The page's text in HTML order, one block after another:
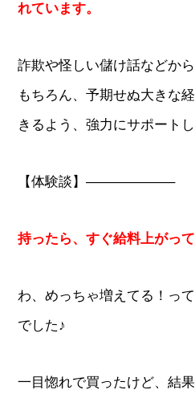
れています。
詐欺や怪しい儲け話などか
もちろん、予期せぬ大きな
きるよう、強力にサポート
【体験談】——————–
持ったら、すぐ給料上がって
わ、めっちゃ増えてる！っ
でした♪
一目惚れで買ったけど、結